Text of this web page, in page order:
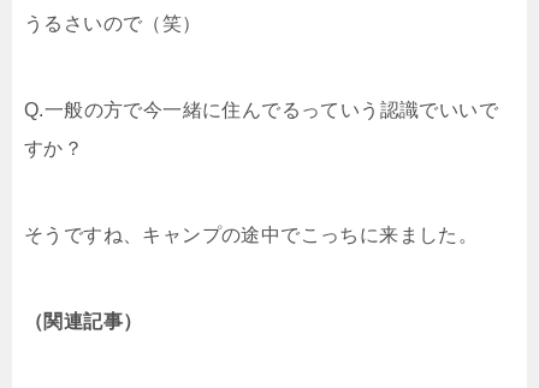
うるさいので（笑）
Q.一般の方で今一緒に住んでるっていう認識でいいで
すか？
そうですね、キャンプの途中でこっちに来ました。
（関連記事）